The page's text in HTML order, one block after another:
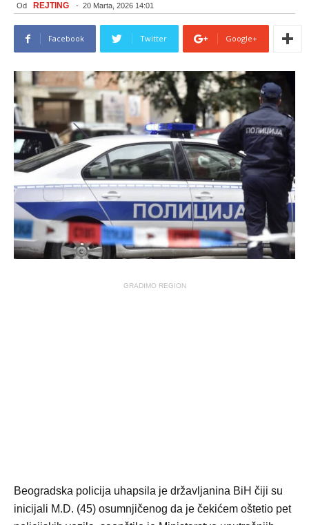
Od REJTING - 20 Marta, 2026 14:01
Facebook Twitter Google+
GRADIMO REGION
Beogradska policija uhapsila je državljanina BiH čiji su
inicijali M.D. (45) osumnjičenog da je čekićem oštetio pet